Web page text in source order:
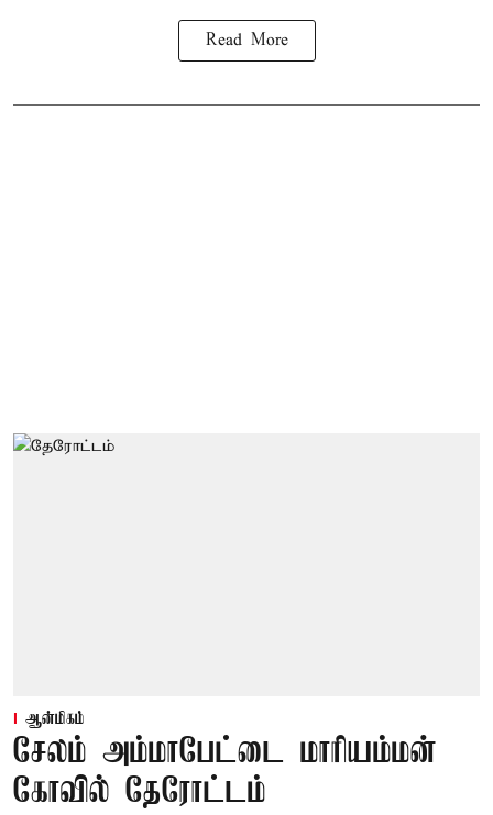
Read More
ஆன்மிகம்
சேலம் அம்மாபேட்டை மாரியம்மன்
கோவில் தேரோட்டம்